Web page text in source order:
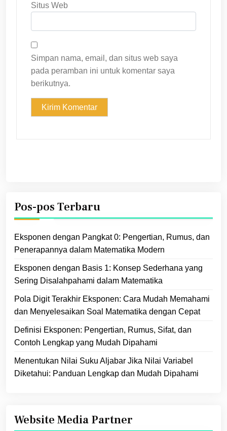
Situs Web
Simpan nama, email, dan situs web saya
pada peramban ini untuk komentar saya
berikutnya.
Pos-pos Terbaru
Eksponen dengan Pangkat 0: Pengertian, Rumus, dan
Penerapannya dalam Matematika Modern
Eksponen dengan Basis 1: Konsep Sederhana yang
Sering Disalahpahami dalam Matematika
Pola Digit Terakhir Eksponen: Cara Mudah Memahami
dan Menyelesaikan Soal Matematika dengan Cepat
Definisi Eksponen: Pengertian, Rumus, Sifat, dan
Contoh Lengkap yang Mudah Dipahami
Menentukan Nilai Suku Aljabar Jika Nilai Variabel
Diketahui: Panduan Lengkap dan Mudah Dipahami
Website Media Partner